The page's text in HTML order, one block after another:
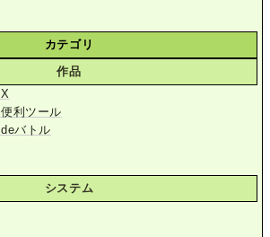
カテゴリ
作品
利ツール
バトル
システム